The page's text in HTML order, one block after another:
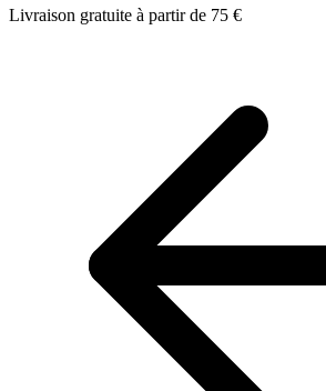
Livraison gratuite à partir de 75 €